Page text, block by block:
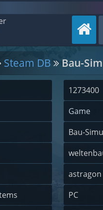
Steam DB Bau-
1273400
Game
Bau-
PC